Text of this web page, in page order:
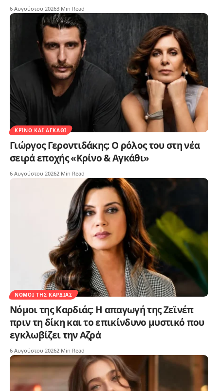
6 Αυγούστου 20263 Min Read
ΚΡΊΝΟ ΚΑΙ ΑΓΚΆΘΙ
Γιώργος Γεροντιδάκης: Ο ρόλος του στη νέα
σειρά εποχής «Κρίνο & Αγκάθι»
6 Αυγούστου 20262 Min Read
ΝΌΜΟΙ ΤΗΣ ΚΑΡΔΙΆΣ
Νόμοι της Καρδιάς: Η απαγωγή της Ζεϊνέπ
πριν τη δίκη και το επικίνδυνο μυστικό που
εγκλωβίζει την Αζρά
6 Αυγούστου 20262 Min Read